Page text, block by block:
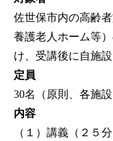
佐世保市内の高齢
養護老人ホーム等
け、受講後に自施
定員
30名（原則、各施設
内容
（１）講義（２５